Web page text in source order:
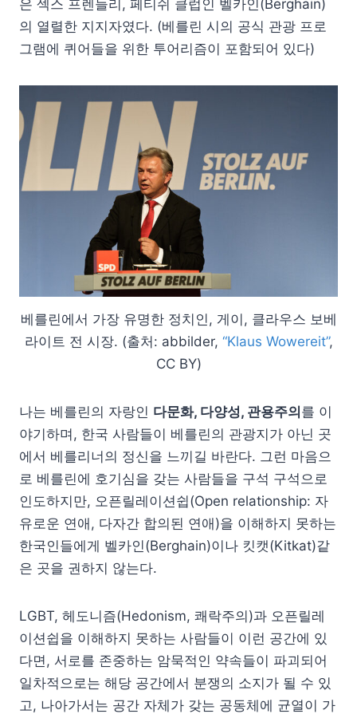
은 섹스 프렌들리, 페티쉬 클럽인 벨카인(Berghain)
의 열렬한 지지자였다. (베를린 시의 공식 관광 프로
그램에 퀴어들을 위한 투어리즘이 포함되어 있다)
베를린에서 가장 유명한 정치인, 게이, 클라우스 보베
라이트 전 시장. (출처: abbilder, “Klaus Wowereit”,
CC BY)
나는 베를린의 자랑인 다문화, 다양성, 관용주의를 이
야기하며, 한국 사람들이 베를린의 관광지가 아닌 곳
에서 베를리너의 정신을 느끼길 바란다. 그런 마음으
로 베를린에 호기심을 갖는 사람들을 구석 구석으로
인도하지만, 오픈릴레이션쉽(Open relationship: 자
유로운 연애, 다자간 합의된 연애)을 이해하지 못하는
한국인들에게 벨카인(Berghain)이나 킷캣(Kitkat)같
은 곳을 권하지 않는다.
LGBT, 헤도니즘(Hedonism, 쾌락주의)과 오픈릴레
이션쉽을 이해하지 못하는 사람들이 이런 공간에 있
다면, 서로를 존중하는 암묵적인 약속들이 파괴되어
일차적으로는 해당 공간에서 분쟁의 소지가 될 수 있
고, 나아가서는 공간 자체가 갖는 공동체에 균열이 가